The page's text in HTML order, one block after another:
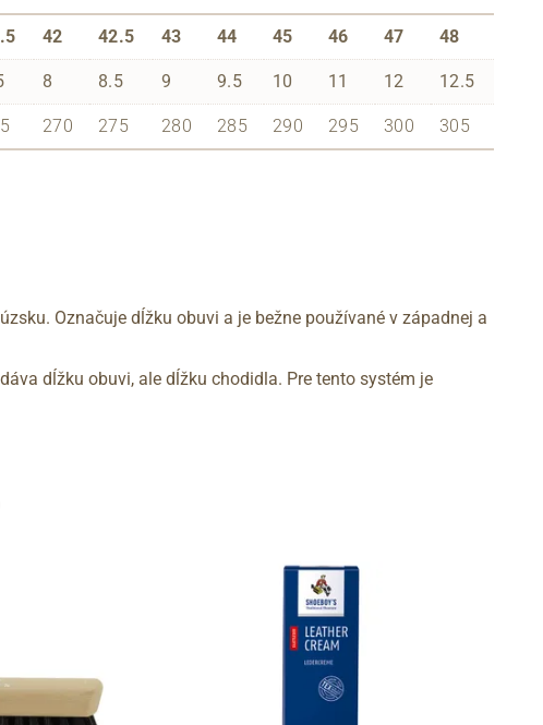
42 42.5 43 44 45 46 47 48
8 8.5 9 9.5 10 11 12 12.5
270 275 280 285 290 295 300 305
Označuje dĺžku obuvi a je bežne používané v západnej a
dĺžku obuvi, ale dĺžku chodidla. Pre tento systém je